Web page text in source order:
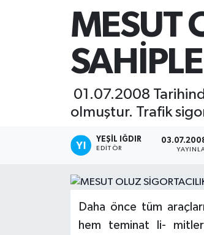
MESUT
01.07.2008
olmuştur. Trafik
YEŞIL IĞDIR
EDITÖR
Daha önce tüm
hem teminat li-
Iğdır Trafik Yoğunluk Haritası
Süper Lig Puan Durumu ve Fikstür
Tüm Manşetler